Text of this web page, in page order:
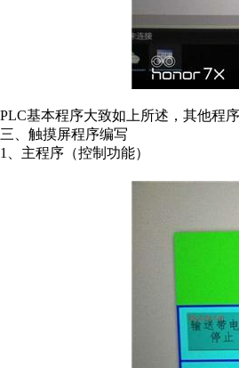
PLC基本程序大致如上所述，其他程
三、触摸屏程序编写
1、主程序（控制功能）